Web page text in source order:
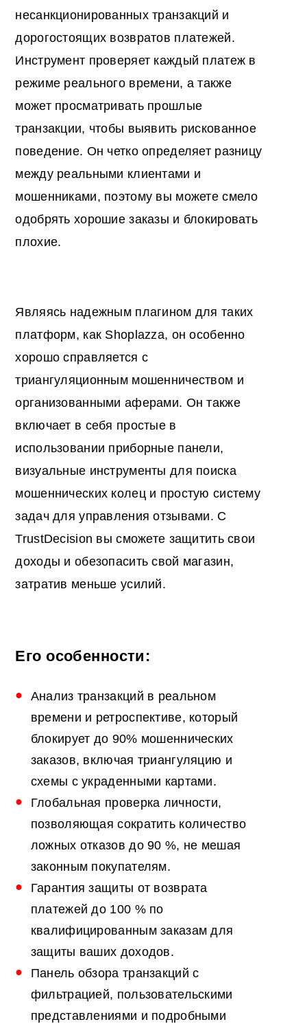
несанкционированных транзакций и
дорогостоящих возвратов платежей.
Инструмент проверяет каждый платеж в
режиме реального времени, а также
может просматривать прошлые
транзакции, чтобы выявить рискованное
поведение. Он четко определяет разницу
между реальными клиентами и
мошенниками, поэтому вы можете смело
одобрять хорошие заказы и блокировать
плохие.
Являясь надежным плагином для таких
платформ, как Shoplazza, он особенно
хорошо справляется с
триангуляционным мошенничеством и
организованными аферами. Он также
включает в себя простые в
использовании приборные панели,
визуальные инструменты для поиска
мошеннических колец и простую систему
задач для управления отзывами. С
TrustDecision вы сможете защитить свои
доходы и обезопасить свой магазин,
затратив меньше усилий.
Его особенности:
Анализ транзакций в реальном
времени и ретроспективе, который
блокирует до 90% мошеннических
заказов, включая триангуляцию и
схемы с украденными картами.
Глобальная проверка личности,
позволяющая сократить количество
ложных отказов до 90 %, не мешая
законным покупателям.
Гарантия защиты от возврата
платежей до 100 % по
квалифицированным заказам для
защиты ваших доходов.
Панель обзора транзакций с
фильтрацией, пользовательскими
представлениями и подробными